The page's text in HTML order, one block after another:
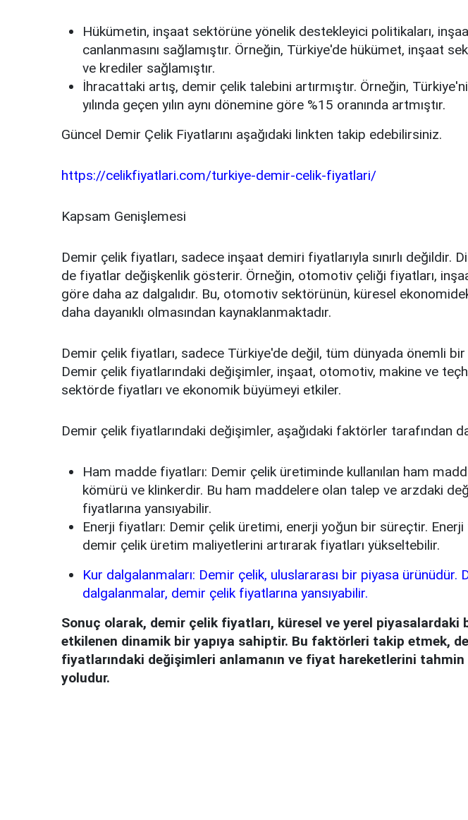
Hükümetin, inşaat sektörüne yönelik destekleyici politikaları,
canlanmasını sağlamıştır. Örneğin, Türkiye'de hükümet, inşaat
ve krediler sağlamıştır.
İhracattaki artış, demir çelik talebini artırmıştır. Örneğin,
yılında geçen yılın aynı dönemine göre %15 oranında artmıştır.
Güncel Demir Çelik Fiyatlarını aşağıdaki linkten takip edebilirsiniz.
https://celikfiyatlari.com/turkiye-demir-celik-fiyatlari/
Kapsam Genişlemesi
Demir çelik fiyatları, sadece inşaat demiri fiyatlarıyla sınırlı değildir.
de fiyatlar değişkenlik gösterir. Örneğin, otomotiv çeliği fiyatları,
göre daha az dalgalıdır. Bu, otomotiv sektörünün, küresel
daha dayanıklı olmasından kaynaklanmaktadır.
Demir çelik fiyatları, sadece Türkiye'de değil, tüm dünyada önemli
Demir çelik fiyatlarındaki değişimler, inşaat, otomotiv, makine ve
sektörde fiyatları ve ekonomik büyümeyi etkiler.
Demir çelik fiyatlarındaki değişimler, aşağıdaki faktörler tarafından
Ham madde fiyatları: Demir çelik üretiminde kullanılan ham
kömürü ve klinkerdir. Bu ham maddelere olan talep ve arzdaki
fiyatlarına yansıyabilir.
Enerji fiyatları: Demir çelik üretimi, enerji yoğun bir süreçtir. Enerji
demir çelik üretim maliyetlerini artırarak fiyatları yükseltebilir.
Kur dalgalanmaları: Demir çelik, uluslararası bir piyasa ürünüdür.
dalgalanmalar, demir çelik fiyatlarına yansıyabilir.
Sonuç olarak, demir çelik fiyatları, küresel ve yerel piyasalardaki
etkilenen dinamik bir yapıya sahiptir. Bu faktörleri takip etmek,
fiyatlarındaki değişimleri anlamanın ve fiyat hareketlerini
yoludur.